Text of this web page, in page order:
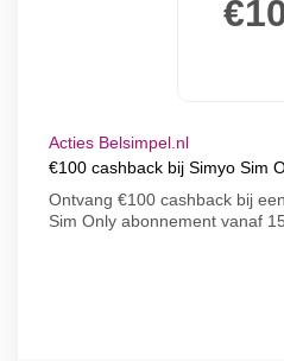
Acties Belsimpel.nl
€100 cashback bij Simyo Sim
Ontvang €100 cashback bij
Sim Only abonnement vanaf